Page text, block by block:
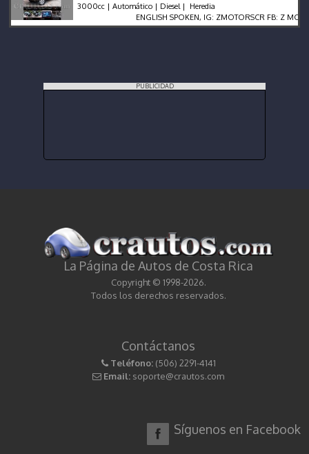
3000cc | Automático | Diesel | Heredia
ENGLISH SPOKEN, IG: ZMOTORSCR FB: Z
PUBLICIDAD
La Página de Autos de Costa Rica
Copyright © 1998-2026.
Todos los derechos reservados.
Contáctanos
Teléfono: (506) 2291-4141
Email: soporte@crautos.com
Síguenos en Facebook